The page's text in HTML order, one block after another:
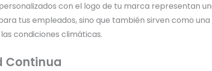
con el logo de tu marca representan
tus empleados, sino que también sirven como
condiciones climáticas.
Continua